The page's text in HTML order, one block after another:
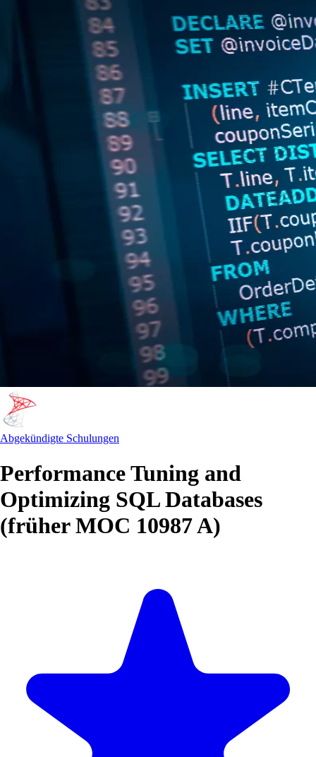
Abgekündigte Schulungen
Performance Tuning and
Optimizing SQL Databases
(früher MOC 10987 A)